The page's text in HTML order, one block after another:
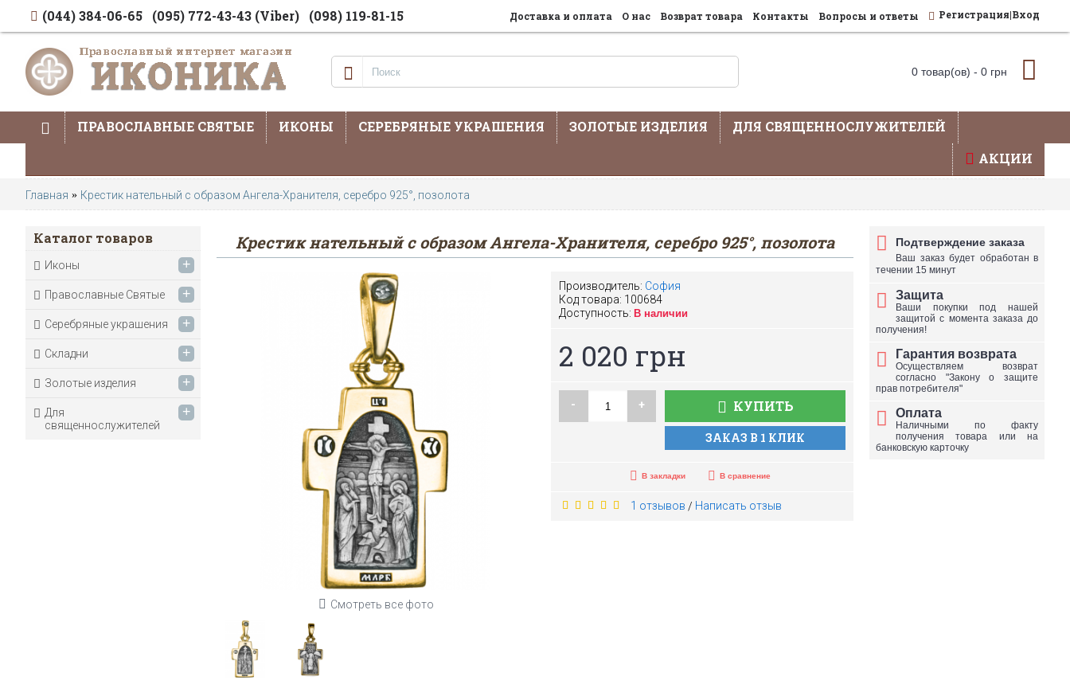
(044) 384-06-65 (095) 772-43-43 (Viber) (098) 119-81-15 Доставка и оплата О нас Возврат товара Контакты Вопросы и ответы Регистрация|Вход
0 товар(ов) - 0 грн
ПРАВОСЛАВНЫЕ СВЯТЫЕ ИКОНЫ СЕРЕБРЯНЫЕ УКРАШЕНИЯ ЗОЛОТЫЕ ИЗДЕЛИЯ
ДЛЯ СВЯЩЕННОСЛУЖИТЕЛЕЙ
АКЦИИ
На сайте представлена не вся продукция - уточняйте по телефону
Главная Крестик нательный с образом Ангела-Хранителя, серебро 925°, позолота
Каталог товаров
Иконы +
Православные Святые +
Серебряные украшения +
Складни +
Золотые изделия +
Для
священнослужителей
+
Подтверждение заказа
Ваш заказ будет обработан в
течении 15 минут
Защита
Ваши покупки под нашей
защитой с момента заказа до
получения!
Гарантия возврата
Осуществляем возврат
согласно "Закону о защите
прав потребителя"
Оплата
Наличными по факту
получения товара или на
банковскую карточку
Крестик нательный с образом Ангела-Хранителя, серебро 925°, позолота
Смотреть все фото
Производитель: София
Код товара: 100684
Доступность: В наличии
2 020 грн
- + КУПИТЬ
ЗАКАЗ В 1 КЛИК
В закладки В сравнение
1 отзывов / Написать отзыв